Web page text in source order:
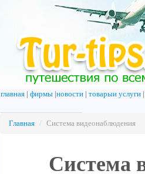
главная фирмы новости товарыи услуги
Главная / Система видеонаблюдения
Система